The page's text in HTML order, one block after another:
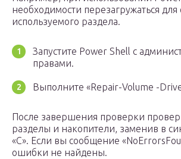
необходимости перезагружаться
используемого раздела.
Запустите Power Shell с
правами.
Выполните «Repair-Volume -
После завершения проверки
разделы и накопители, заменив в
«C». Если вы сообщение
ошибки не найдены.